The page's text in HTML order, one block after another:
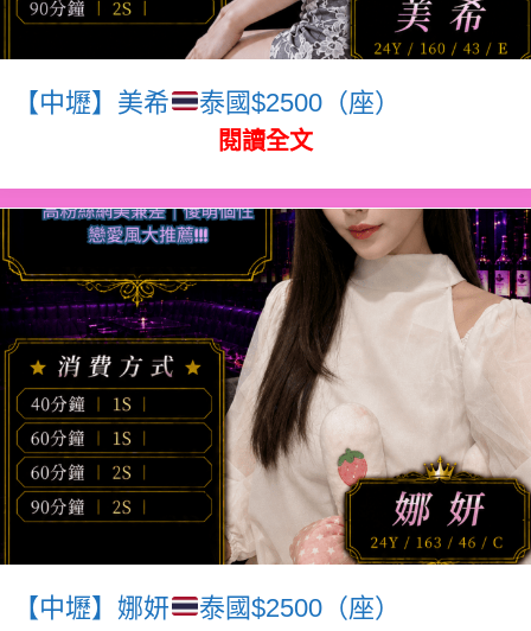
【中壢】美希 泰國$2500（座）
閱讀全文
【中壢】娜妍 泰國$2500（座）